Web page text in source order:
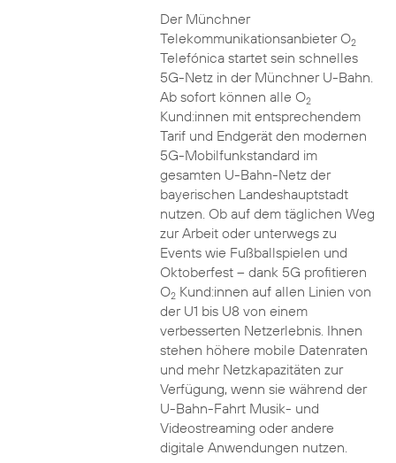
Der Münchner
Telekommunikationsanbieter O2
Telefónica startet sein schnelles
5G-Netz in der Münchner U-Bahn.
Ab sofort können alle O2
Kund:innen mit entsprechendem
Tarif und Endgerät den modernen
5G-Mobilfunkstandard im
gesamten U-Bahn-Netz der
bayerischen Landeshauptstadt
nutzen. Ob auf dem täglichen Weg
zur Arbeit oder unterwegs zu
Events wie Fußballspielen und
Oktoberfest – dank 5G profitieren
O2Kund:innen auf allen Linien von
der U1 bis U8 von einem
verbesserten Netzerlebnis. Ihnen
stehen höhere mobile Datenraten
und mehr Netzkapazitäten zur
Verfügung, wenn sie während der
U-Bahn-Fahrt Musik- und
Videostreaming oder andere
digitale Anwendungen nutzen.